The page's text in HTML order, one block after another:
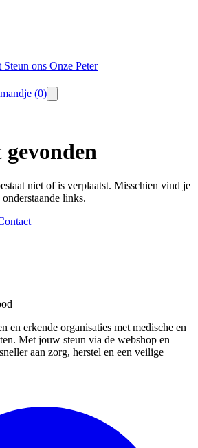
Steun ons Onze Peter
(0)
niet of is verplaatst. Misschien vind je
links.
en erkende organisaties met medische en
Met jouw steun via de webshop en
aan zorg, herstel en een veilige